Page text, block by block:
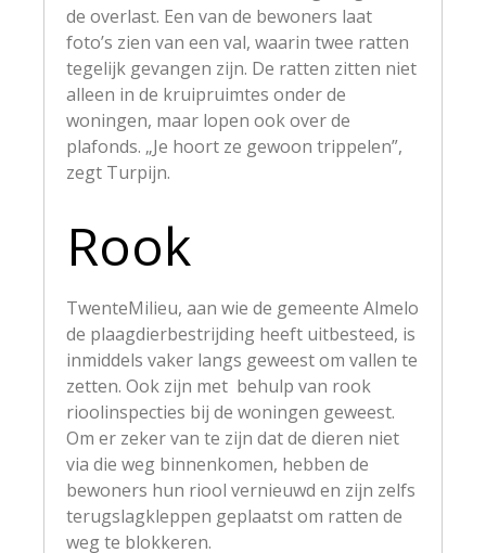
de overlast. Een van de bewoners laat
foto’s zien van een val, waarin twee ratten
tegelijk gevangen zijn. De ratten zitten niet
alleen in de kruipruimtes onder de
woningen, maar lopen ook over de
plafonds. „Je hoort ze gewoon trippelen”,
zegt Turpijn.
Rook
TwenteMilieu, aan wie de gemeente Almelo
de plaagdierbestrijding heeft uitbesteed, is
inmiddels vaker langs geweest om vallen te
zetten. Ook zijn met behulp van rook
rioolinspecties bij de woningen geweest.
Om er zeker van te zijn dat de dieren niet
via die weg binnenkomen, hebben de
bewoners hun riool vernieuwd en zijn zelfs
terugslagkleppen geplaatst om ratten de
weg te blokkeren.